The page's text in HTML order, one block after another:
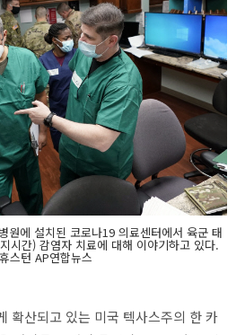
원에 설치된 코로나19 의료센터에서 육군 태
시간) 감염자 치료에 대해 이야기하고 있다.
휴스턴 AP연합뉴스
확산되고 있는 미국 텍사스주의 한 카